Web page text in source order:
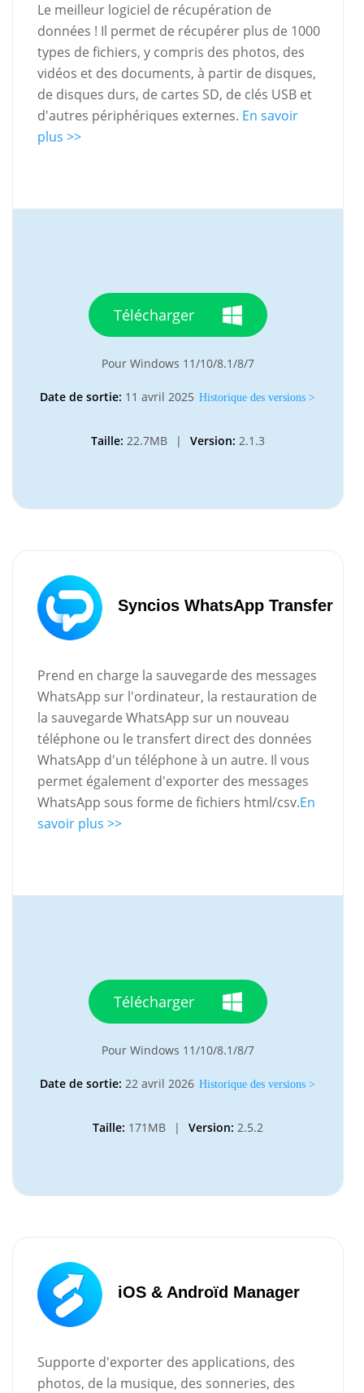
Le meilleur logiciel de récupération de
données ! Il permet de récupérer plus de 1000
types de fichiers, y compris des photos, des
vidéos et des documents, à partir de disques,
de disques durs, de cartes SD, de clés USB et
d'autres périphériques externes. En savoir
plus >>
Télécharger
Pour Windows 11/10/8.1/8/7
Date de sortie: 11 avril 2025 Historique des versions >
Taille: 22.7MB | Version: 2.1.3
Syncios WhatsApp Transfer
Prend en charge la sauvegarde des messages
WhatsApp sur l'ordinateur, la restauration de
la sauvegarde WhatsApp sur un nouveau
téléphone ou le transfert direct des données
WhatsApp d'un téléphone à un autre. Il vous
permet également d'exporter des messages
WhatsApp sous forme de fichiers html/csv.En
savoir plus >>
Télécharger
Pour Windows 11/10/8.1/8/7
Date de sortie: 22 avril 2026 Historique des versions >
Taille: 171MB | Version: 2.5.2
iOS & Androïd Manager
Supporte d'exporter des applications, des
photos, de la musique, des sonneries, des